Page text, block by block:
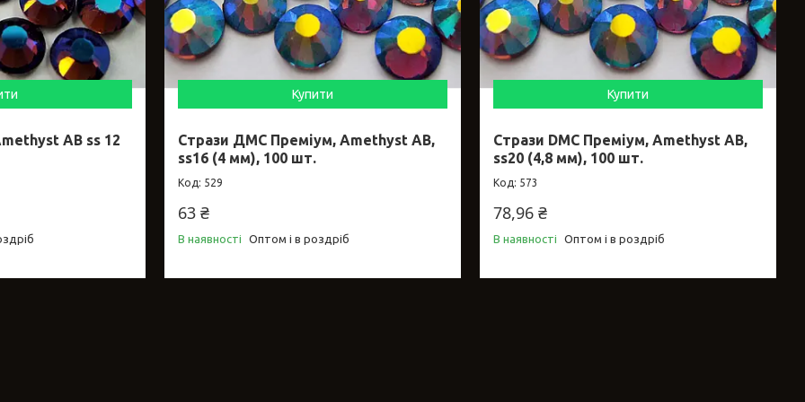
AB ss 12
Купити
Стрази ДМС Преміум, Amethyst AB,
ss16 (4 мм), 100 шт.
529
63 ₴
В наявності Оптом і в роздріб
Купити
Стрази DMC Преміум, Amethyst AB,
ss20 (4,8 мм), 100 шт.
573
78,96 ₴
В наявності Оптом і в роздріб